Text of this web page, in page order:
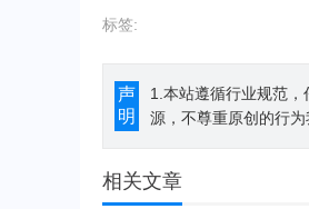
标签:
声
明
1.本站遵循行业规范
源，不尊重原创的行
相关文章